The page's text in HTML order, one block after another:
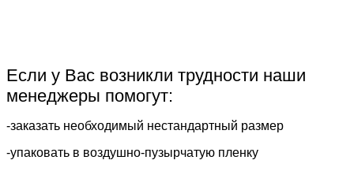
Если у Вас возникли трудности наши
менеджеры помогут:
-заказать необходимый нестандартный размер
-упаковать в воздушно-пузырчатую пленку